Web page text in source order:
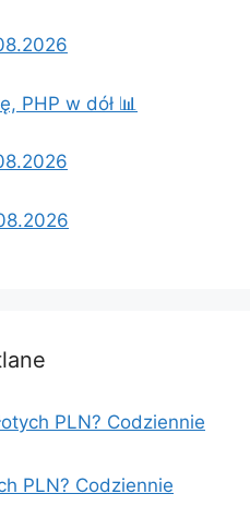
PHP w dół 📊
PLN? Codziennie
PLN? Codziennie